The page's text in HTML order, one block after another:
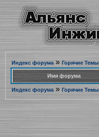
Индекс форума» Горячие Темы
Имя форума
Индекс форума» Горячие Темы